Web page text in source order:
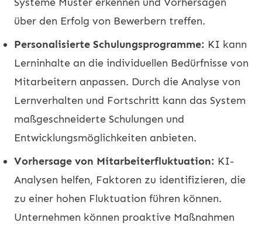
über den Erfolg von Bewerbern treffen.
Personalisierte Schulungsprogramme: KI kann
Lerninhalte an die individuellen Bedürfnisse von
Mitarbeitern anpassen. Durch die Analyse von
Lernverhalten und Fortschritt kann das System
maßgeschneiderte Schulungen und
Entwicklungsmöglichkeiten anbieten.
Vorhersage von Mitarbeiterfluktuation: KI-
Analysen helfen, Faktoren zu identifizieren, die
zu einer hohen Fluktuation führen können.
Unternehmen können proaktive Maßnahmen